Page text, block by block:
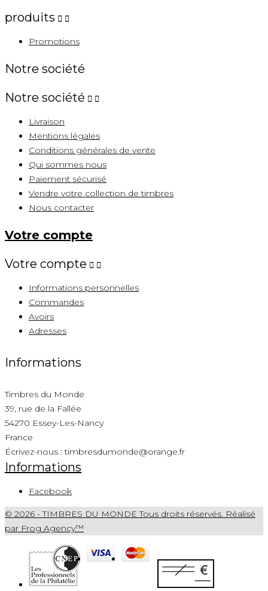
produits  
Promotions
Notre société
Notre société  
Livraison
Mentions légales
Conditions générales de vente
Qui sommes nous
Paiement sécurisé
Vendre votre collection de timbres
Nous contacter
Votre compte
Votre compte  
Informations personnelles
Commandes
Avoirs
Adresses
Informations
Timbres du Monde
39, rue de la Fallée
54270 Essey-Les-Nancy
France
Écrivez-nous :timbresdumonde@orange.fr
Informations
Facebook
© 2026 - TIMBRES DU MONDE Tous droits réservés. Réalisé
par Frog Agency™